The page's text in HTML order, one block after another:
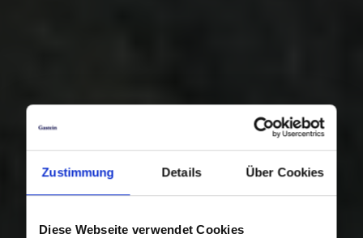
Zustimmung Details Über Cookies
Diese Webseite verwendet Cookies